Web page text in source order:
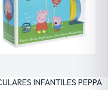
INFANTILES PEPPA